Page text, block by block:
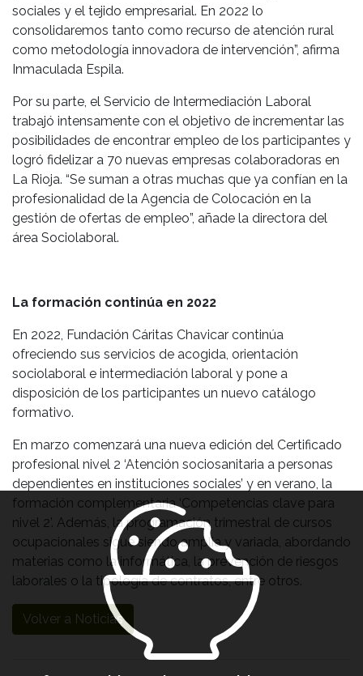
sociales y el tejido empresarial. En 2022 lo
consolidaremos tanto como recurso de atención rural
como metodología innovadora de intervención”, afirma
Inmaculada Espila.
Por su parte, el Servicio de Intermediación Laboral
trabajó intensamente con el objetivo de incrementar las
posibilidades de encontrar empleo de los participantes y
logró fidelizar a 70 nuevas empresas colaboradoras en
La Rioja. “Se suman a otras muchas que ya confían en la
profesionalidad de la Agencia de Colocación en la
gestión de ofertas de empleo”, añade la directora del
área Sociolaboral.
La formación continúa en 2022
En 2022, Fundación Cáritas Chavicar continúa
ofreciendo sus servicios de acogida, orientación
sociolaboral e intermediación laboral y pone a
disposición de los participantes un nuevo catálogo
formativo.
En marzo comenzará una nueva edición del Certificado
profesional nivel 2 ‘Atención sociosanitaria a personas
dependientes en instituciones sociales’ y en verano, la
formación complementaria ‘Competencias clave para
nivel 2’. Además, la programación trimestral de cursos
ocupacionales sigue siendo amplia y variada, abordando
materias como la informática, la prevención de riesgos
laborales o la tipología de contratos, entre otros.
Volver a Noticias